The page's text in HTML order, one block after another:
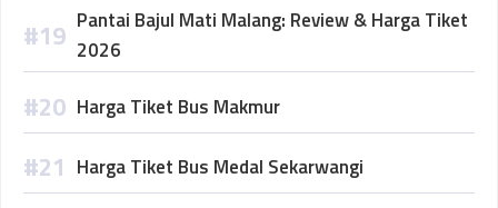
Pantai Bajul Mati Malang: Review & Harga Tiket
2026
Harga Tiket Bus Makmur
Harga Tiket Bus Medal Sekarwangi